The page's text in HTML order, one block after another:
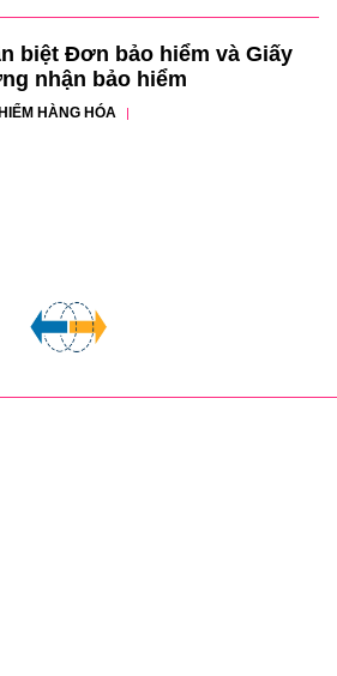
biệt Đơn bảo hiểm và Giấy
nhận bảo hiểm
HÀNG HÓA